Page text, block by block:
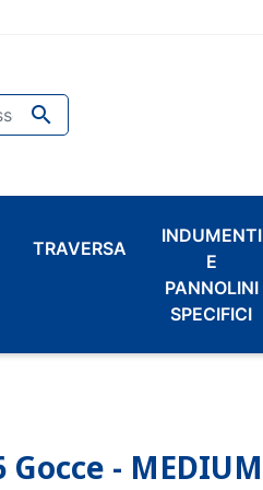

TRAVERSA
INDUMENTI
E
PANNOLINI
SPECIFICI
- MEDIUM